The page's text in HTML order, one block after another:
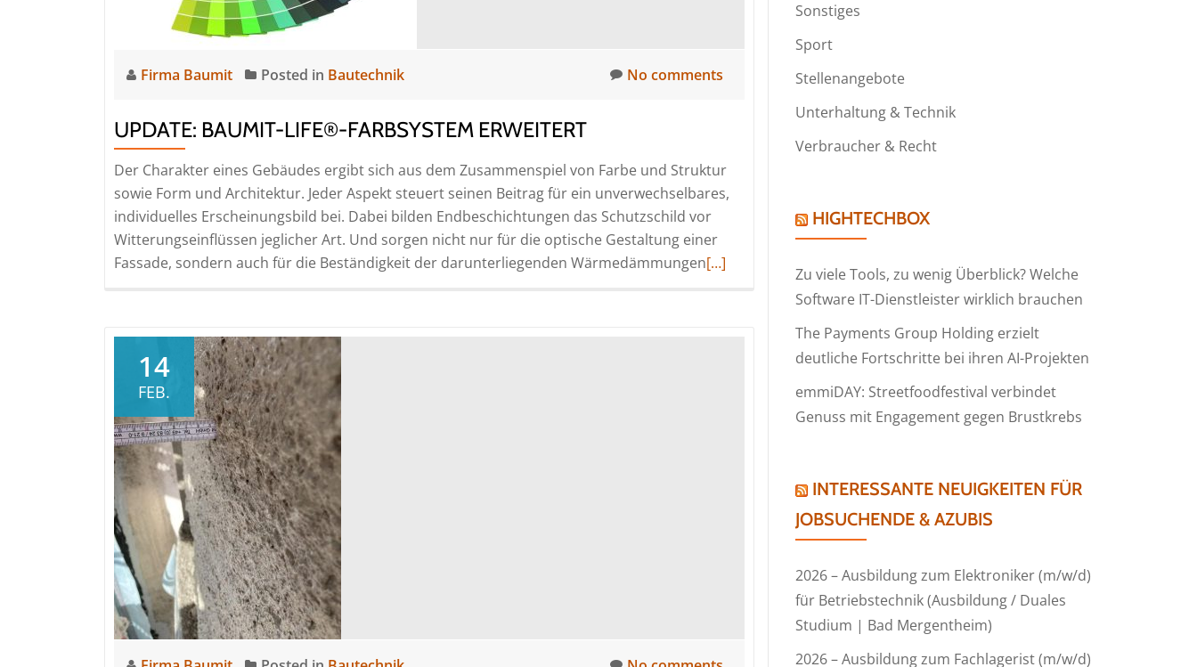
Firma Baumit Posted in Bautechnik No comments
UPDATE: BAUMIT-LIFE®-FARBSYSTEM ERWEITERT
Der Charakter eines Gebäudes ergibt sich aus dem Zusammenspiel von Farbe und Struktur
sowie Form und Architektur. Jeder Aspekt steuert seinen Beitrag für ein unverwechselbares,
individuelles Erscheinungsbild bei. Dabei bilden Endbeschichtungen das Schutzschild vor
Witterungseinflüssen jeglicher Art. Und sorgen nicht nur für die optische Gestaltung einer
Fassade, sondern auch für die Beständigkeit der darunterliegenden WärmedämmungenRead
[…]
14
FEB.
Sonstiges
Sport
Stellenangebote
Unterhaltung & Technik
Verbraucher & Recht
HIGHTECHBOX
Zu viele Tools, zu wenig Überblick? Welche
Software IT-Dienstleister wirklich brauchen
The Payments Group Holding erzielt
deutliche Fortschritte bei ihren AI-Projekten
emmiDAY: Streetfoodfestival verbindet
Genuss mit Engagement gegen Brustkrebs
INTERESSANTE NEUIGKEITEN FÜR
JOBSUCHENDE & AZUBIS
2026 – Ausbildung zum Elektroniker (m/w/d)
für Betriebstechnik (Ausbildung / Duales
Studium | Bad Mergentheim)
2026 – Ausbildung zum Fachlagerist (m/w/d)